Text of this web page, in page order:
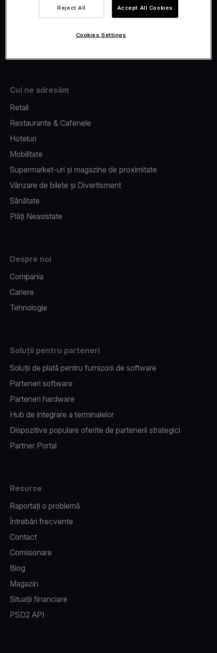
Fiscalizare
Cui ne adresăm
Retail
Restaurante & Cafenele
Hoteluri
Mobilitate
Supermarket-uri și magazine de proximitate
Vânzare de bilete și Divertisment
Sănătate
Plăți Neasistate
Despre noi
Compania
Cariere
Tehnologie
Soluții pentru parteneri
Soluții de plată pentru furnizorii de software
Parteneri software
Parteneri hardware
Hub de integrare a terminalelor
Dispozitive populare oferite de partenerii strategici
Partner Portal
Resurse
Raportați o problemă
Întrebări frecvente
Contact
Comisionare
Blog
Magazin
Situații financiare
PSD2 API
Reject All Accept All Cookies
Cookies Settings